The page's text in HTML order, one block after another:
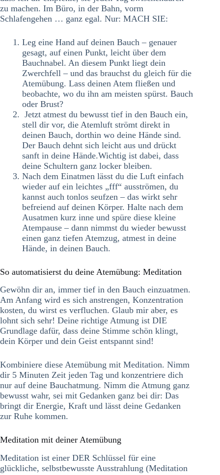
zu machen. Im Büro, in der Bahn, vorm
Schlafengehen … ganz egal. Nur: MACH SIE:
Leg eine Hand auf deinen Bauch – genauer
gesagt, auf einen Punkt, leicht über dem
Bauchnabel. An diesem Punkt liegt dein
Zwerchfell – und das brauchst du gleich für die
Atemübung. Lass deinen Atem fließen und
beobachte, wo du ihn am meisten spürst. Bauch
oder Brust?
Jetzt atmest du bewusst tief in den Bauch ein,
stell dir vor, die Atemluft strömt direkt in
deinen Bauch, dorthin wo deine Hände sind.
Der Bauch dehnt sich leicht aus und drückt
sanft in deine Hände.Wichtig ist dabei, dass
deine Schultern ganz locker bleiben.
Nach dem Einatmen lässt du die Luft einfach
wieder auf ein leichtes „fff“ ausströmen, du
kannst auch tonlos seufzen – das wirkt sehr
befreiend auf deinen Körper. Halte nach dem
Ausatmen kurz inne und spüre diese kleine
Atempause – dann nimmst du wieder bewusst
einen ganz tiefen Atemzug, atmest in deine
Hände, in deinen Bauch.
So automatisierst du deine Atemübung: Meditation
Gewöhn dir an, immer tief in den Bauch einzuatmen.
Am Anfang wird es sich anstrengen, Konzentration
kosten, du wirst es verfluchen. Glaub mir aber, es
lohnt sich sehr! Deine richtige Atmung ist DIE
Grundlage dafür, dass deine Stimme schön klingt,
dein Körper und dein Geist entspannt sind!
Kombiniere diese Atemübung mit Meditation. Nimm
dir 5 Minuten Zeit jeden Tag und konzentriere dich
nur auf deine Bauchatmung. Nimm die Atmung ganz
bewusst wahr, sei mit Gedanken ganz bei dir: Das
bringt dir Energie, Kraft und lässt deine Gedanken
zur Ruhe kommen.
Meditation mit deiner Atemübung
Meditation ist einer DER Schlüssel für eine
glückliche, selbstbewusste Ausstrahlung (Meditation